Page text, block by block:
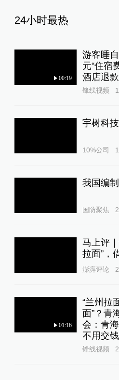
24小时最热
00:19
游客睡
元“住宿
酒店退
锋线视频
宇树科
10%公司
我国编
国防聚焦
马上评
拉面”，
澎湃评论
01:16
“兰州拉
面”？青
会：青
不用交钱
锋线视频